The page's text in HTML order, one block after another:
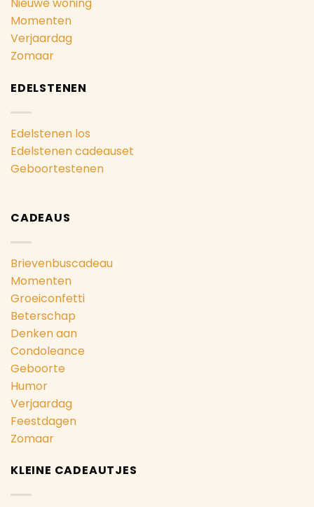
Nieuwe woning
Momenten
Verjaardag
Zomaar
EDELSTENEN
Edelstenen los
Edelstenen cadeauset
Geboortestenen
CADEAUS
Brievenbuscadeau
Momenten
Groeiconfetti
Beterschap
Denken aan
Condoleance
Geboorte
Humor
Verjaardag
Feestdagen
Zomaar
KLEINE CADEAUTJES